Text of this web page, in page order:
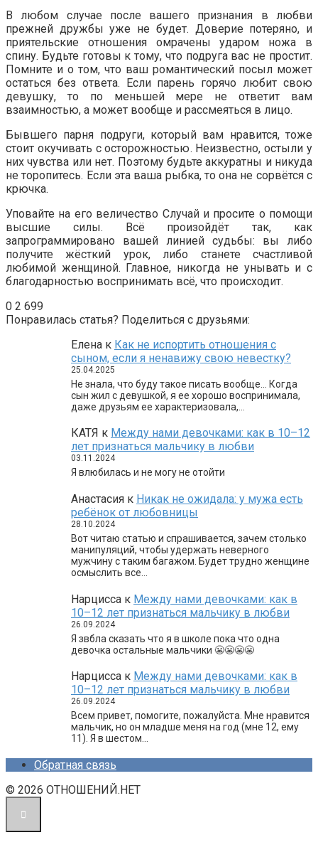
В любом случае после вашего признания в любви
прежней дружбы уже не будет. Доверие потеряно, и
приятельские отношения омрачены ударом ножа в
спину. Будьте готовы к тому, что подруга вас не простит.
Помните и о том, что ваш романтический посыл может
остаться без ответа. Если парень горячо любит свою
девушку, то по меньшей мере не ответит вам
взаимностью, а может вообще и рассмеяться в лицо.
Бывшего парня подруги, который вам нравится, тоже
стоит окучивать с осторожностью. Неизвестно, остыли у
них чувства или нет. Поэтому будьте аккуратны и никуда
не торопитесь. Если эта ваша рыбка, то она не сорвётся с
крючка.
Уповайте на его величество Случай и просите о помощи
высшие силы. Всё произойдёт так, как
запрограммировано вашей линией судьбы: вы либо
получите жёсткий урок, либо станете счастливой
любимой женщиной. Главное, никогда не унывать и с
благодарностью воспринимать всё, что происходит.
0 2 699
Понравилась статья? Поделиться с друзьями:
Елена к Как не испортить отношения с
сыном, если я ненавижу свою невестку?
25.04.2025
Не знала, что буду такое писать вообще… Когда
сын жил с девушкой, я ее хорошо воспринимала,
даже друзьям ее характеризовала,…
КАТЯ к Между нами девочками: как в 10–12
лет признаться мальчику в любви
03.11.2024
Я влюбилась и не могу не отойти
Анастасия к Никак не ожидала: у мужа есть
ребёнок от любовницы
28.10.2024
Вот читаю статью и спрашивается, зачем столько
манипуляций, чтобы удержать неверного
мужчину с таким багажом. Будет трудно женщине
осмыслить все…
Нарцисса к Между нами девочками: как в
10–12 лет признаться мальчику в любви
26.09.2024
Я звбла сказать что я в школе пока что одна
девочка остальные мальчики 😬😬😬😬
Нарцисса к Между нами девочками: как в
10–12 лет признаться мальчику в любви
26.09.2024
Всем привет, помогите, пожалуйста. Мне нравится
мальчик, но он младше меня на год (мне 12, ему
11). Я в шестом…
Обратная связь
© 2026 ОТНОШЕНИЙ.НЕТ